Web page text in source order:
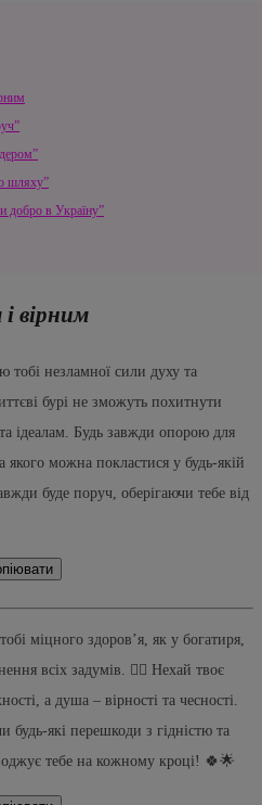
шляху”
добро в Україну”
вірним
тобі незламної сили духу та
бурі не зможуть похитнути
ідеалам. Будь завжди опорою для
можна покластися у будь-якій
буде поруч, оберігаючи тебе від
міцного здоров’я, як у богатиря,
всіх задумів. 🏋️‍♂️ Нехай твоє
а душа – вірності та чесності.
які перешкоди з гідністю та
тебе на кожному кроці! 🍀🌟